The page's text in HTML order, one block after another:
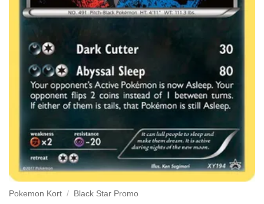
Pokemon Kort / Black Star Promo